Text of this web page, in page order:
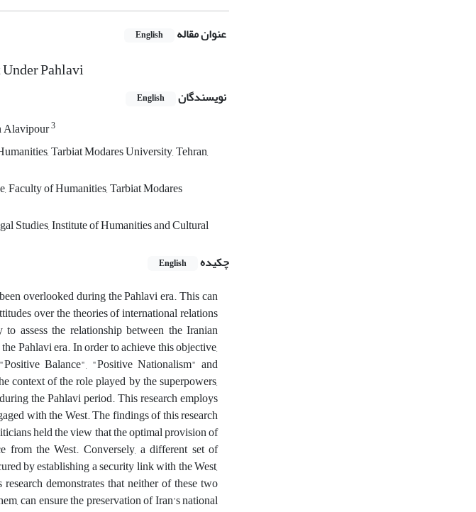
عنوان مقاله English
Pahlavi
نویسندگان English
Alavipour3
Tarbiat Modares University, Tehran,
Faculty of Humanities, Tarbiat Modares
Studies, Institute of Humanities and Cultural
چکیده
English
overlooked during the Pahlavi era. This can
over the theories of international relations
assess the relationship between the Iranian
Pahlavi era. In order to achieve this objective,
Balance", "Positive Nationalism" and
context of the role played by the superpowers,
the Pahlavi period. This research employs
with the West. The findings of this research
held the view that the optimal provision of
from the West. Conversely, a different set of
by establishing a security link with the West,
demonstrates that neither of these two
can ensure the preservation of Iran's national